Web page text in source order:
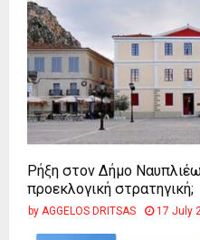
Ρήξη στον Δήμο
προεκλογική στρατηγική;
by AGGELOS DRITSAS 17 July